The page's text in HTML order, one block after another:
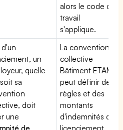
alors le code du
travail
s'applique.
un
quelle
sa
doit
une
de
La convention
collective
Bâtiment ETAM
peut définir des
règles et des
montants
d'indemnités de
licenciement